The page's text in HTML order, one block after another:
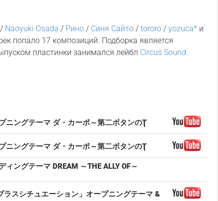
/ Naoyuki Osada / Рино / Синя Сайто /tororo /yozuca* и
попало 17 композиций. Подборка является
пластинки занимался лейбл Circus Sound
ニングテーマ ダ・カーポ～第二ボタンのŢ
ニングテーマ ダ・カーポ～第二ボタンのŢ
ングテーマ DREAM ～THE ALLY OF～
ラスシチュエーション」オープニングテーマ &